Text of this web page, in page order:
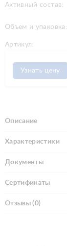
Активный состав:
Объем и упаковка:
Артикул:
Узнать цену
Описание
Характеристики
Документы
Сертификаты
Отзывы (0)